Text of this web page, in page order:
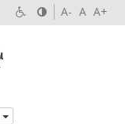
A- A A+